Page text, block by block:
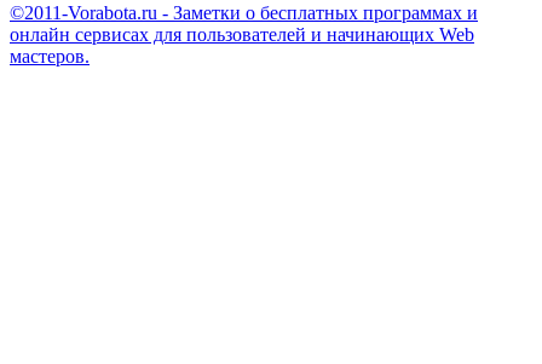
©2011-Vorabota.ru - Заметки о бесплатных программах и
онлайн сервисах для пользователей и начинающих Web
мастеров.